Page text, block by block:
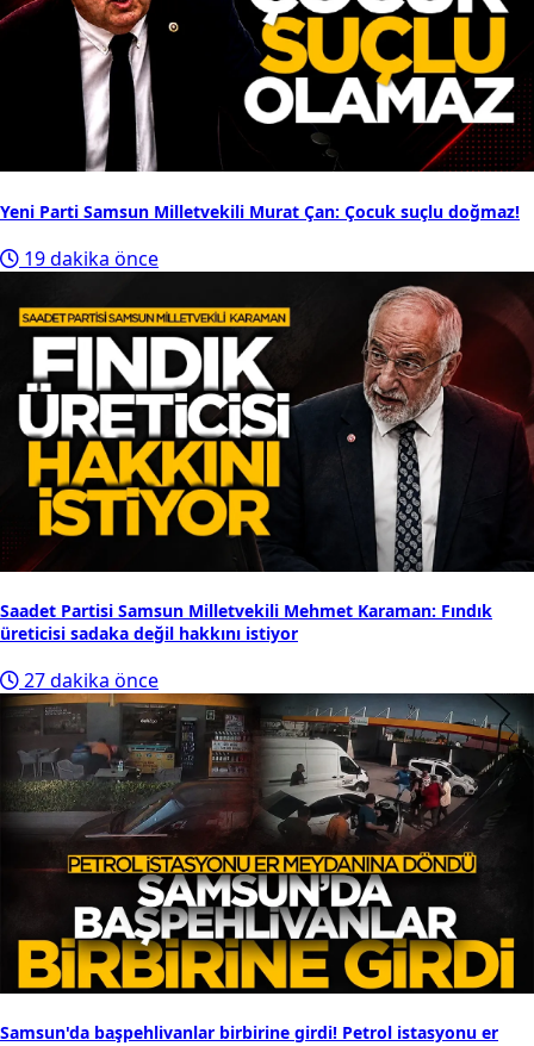
Yeni Parti Samsun Milletvekili Murat Çan: Çocuk suçlu doğmaz!
19 dakika önce
Saadet Partisi Samsun Milletvekili Mehmet Karaman: Fındık
üreticisi sadaka değil hakkını istiyor
27 dakika önce
Samsun'da başpehlivanlar birbirine girdi! Petrol istasyonu er